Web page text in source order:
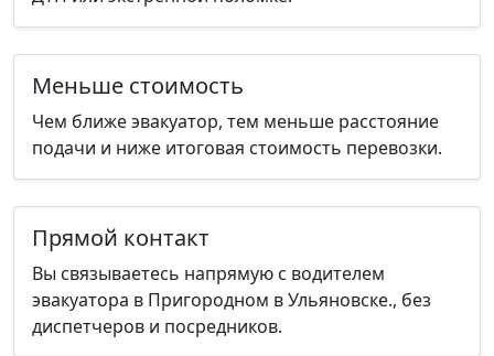
Меньше стоимость
Чем ближе эвакуатор, тем меньше расстояние
подачи и ниже итоговая стоимость перевозки.
Прямой контакт
Вы связываетесь напрямую с водителем
эвакуатора в Пригородном в Ульяновске., без
диспетчеров и посредников.